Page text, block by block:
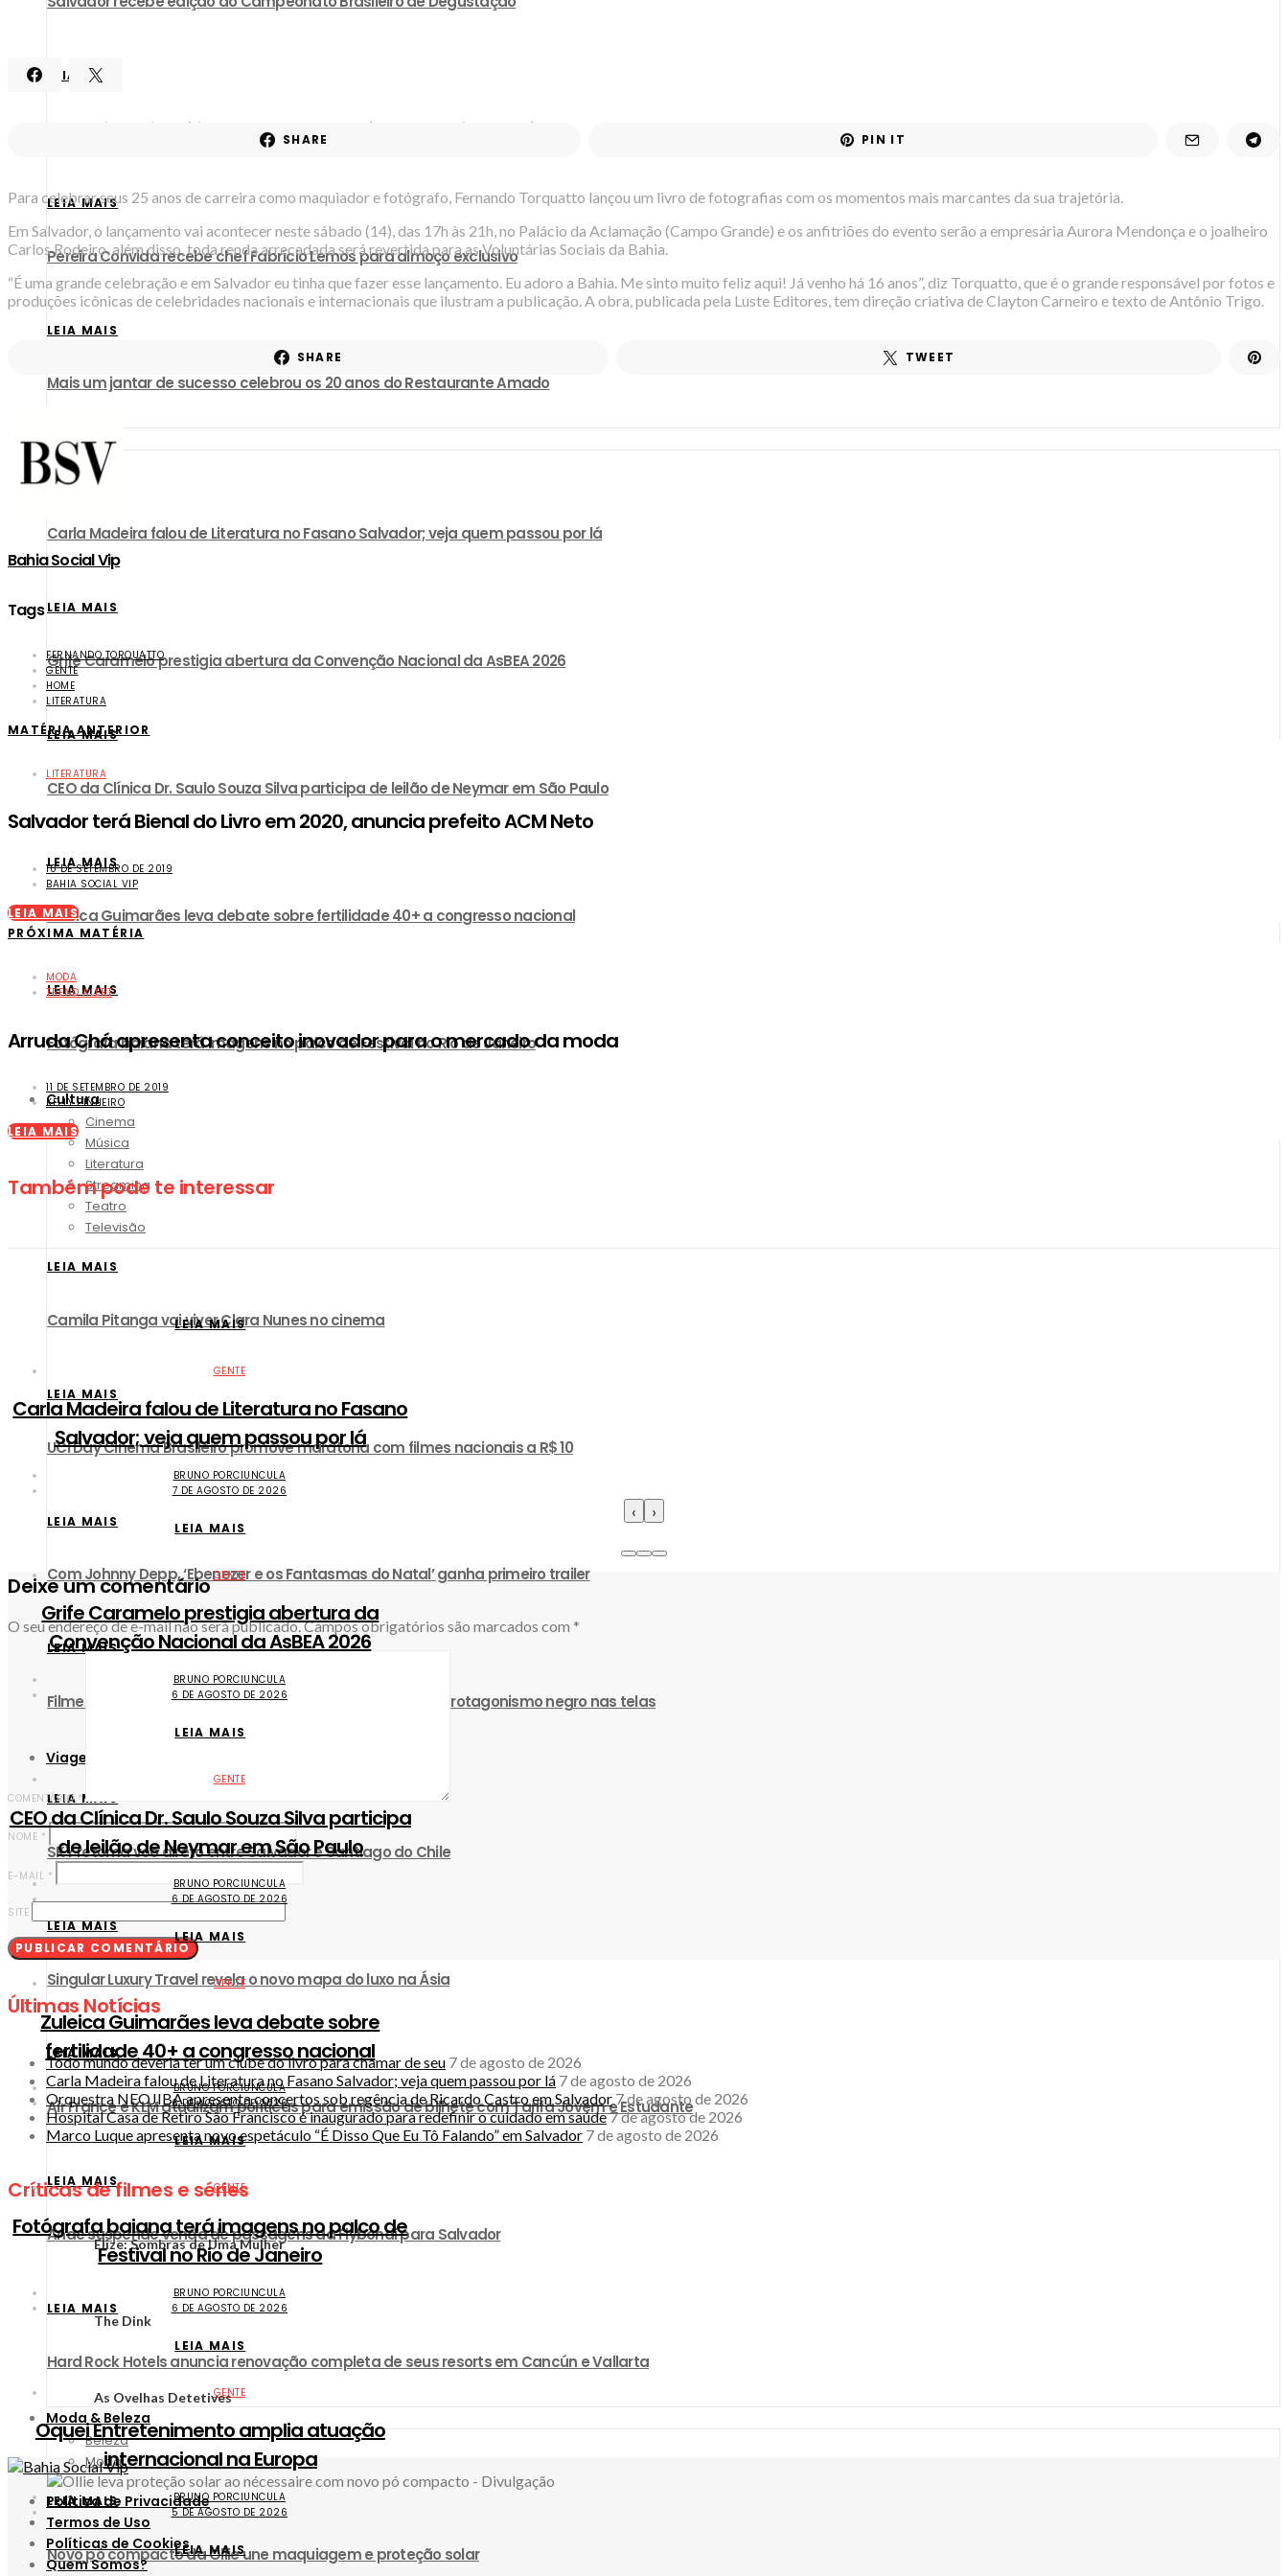
LEIA MAIS
World Wine: aniversário com descontos de até 60% em mais de 150 rótulos
LEIA MAIS
Pereira Convida recebe chef Fabrício Lemos para almoço exclusivo
LEIA MAIS
Mais um jantar de sucesso celebrou os 20 anos do Restaurante Amado
Gente
LEIA MAIS
Carla Madeira falou de Literatura no Fasano Salvador; veja quem passou por lá
LEIA MAIS
Grife Caramelo prestigia abertura da Convenção Nacional da AsBEA 2026
LEIA MAIS
CEO da Clínica Dr. Saulo Souza Silva participa de leilão de Neymar em São Paulo
LEIA MAIS
Zuleica Guimarães leva debate sobre fertilidade 40+ a congresso nacional
LEIA MAIS
Fotógrafa baiana terá imagens no palco de Festival no Rio de Janeiro
Cultura
Cinema
Música
Literatura
Streaming
Teatro
Televisão
LEIA MAIS
Camila Pitanga vai viver Clara Nunes no cinema
LEIA MAIS
UCI Day Cinema Brasileiro promove maratona com filmes nacionais a R$ 10
LEIA MAIS
Com Johnny Depp, ‘Ebenezer e os Fantasmas do Natal’ ganha primeiro trailer
LEIA MAIS
Filme sobre Alaíde Costa chega ao CineMAM e destaca protagonismo negro nas telas
Viagem
LEIA MAIS
SKY retoma voo direto entre Salvador e Santiago do Chile
LEIA MAIS
Singular Luxury Travel revela o novo mapa do luxo na Ásia
LEIA MAIS
Air France e KLM atualizam políticas para emissão de bilhete com Tarifa Jovem e Estudante
LEIA MAIS
Anac suspende venda de passagens da Flybondi para Salvador
LEIA MAIS
Hard Rock Hotels anuncia renovação completa de seus resorts em Cancún e Vallarta
Moda & Beleza
Beleza
Moda
LEIA MAIS
Novo pó compacto da Ollie une maquiagem e proteção solar
SHARE PIN IT
Para celebrar seus 25 anos de carreira como maquiador e fotógrafo, Fernando Torquatto lançou um livro de fotografias com os momentos mais marcantes da sua trajetória.
Em Salvador, o lançamento vai acontecer neste sábado (14), das 17h às 21h, no Palácio da Aclamação (Campo Grande) e os anfitriões do evento serão a empresária Aurora Mendonça e o joalheiro
Carlos Rodeiro, além disso, toda renda arrecadada será revertida para as Voluntárias Sociais da Bahia.
“É uma grande celebração e em Salvador eu tinha que fazer esse lançamento. Eu adoro a Bahia. Me sinto muito feliz aqui! Já venho há 16 anos”, diz Torquatto, que é o grande responsável por fotos e
produções icônicas de celebridades nacionais e internacionais que ilustram a publicação. A obra, publicada pela Luste Editores, tem direção criativa de Clayton Carneiro e texto de Antônio Trigo.
SHARE TWEET
Bahia Social Vip
Tags
FERNANDO TORQUATTO
GENTE
HOME
LITERATURA
MATÉRIA ANTERIOR
LITERATURA
Salvador terá Bienal do Livro em 2020, anuncia prefeito ACM Neto
10 DE SETEMBRO DE 2019
BAHIA SOCIAL VIP
LEIA MAIS
PRÓXIMA MATÉRIA
MODA
TREND ALERT
Arruda Chá apresenta conceito inovador para o mercado da moda
11 DE SETEMBRO DE 2019
KELLY PINHEIRO
LEIA MAIS
Também pode te interessar
LEIA MAIS
GENTE
Carla Madeira falou de Literatura no Fasano
Salvador; veja quem passou por lá
BRUNO PORCIUNCULA
7 DE AGOSTO DE 2026
LEIA MAIS
GENTE
Grife Caramelo prestigia abertura da
Convenção Nacional da AsBEA 2026
BRUNO PORCIUNCULA
6 DE AGOSTO DE 2026
LEIA MAIS
GENTE
CEO da Clínica Dr. Saulo Souza Silva participa
de leilão de Neymar em São Paulo
BRUNO PORCIUNCULA
6 DE AGOSTO DE 2026
LEIA MAIS
GENTE
Zuleica Guimarães leva debate sobre
fertilidade 40+ a congresso nacional
BRUNO PORCIUNCULA
6 DE AGOSTO DE 2026
LEIA MAIS
GENTE
Fotógrafa baiana terá imagens no palco de
Festival no Rio de Janeiro
BRUNO PORCIUNCULA
6 DE AGOSTO DE 2026
LEIA MAIS
GENTE
Oquei Entretenimento amplia atuação
internacional na Europa
BRUNO PORCIUNCULA
5 DE AGOSTO DE 2026
LEIA MAIS
‹ ›
Deixe um comentário
O seu endereço de e-mail não será publicado.Campos obrigatórios são marcados com *
COMENTÁRIO *
NOME *
E-MAIL *
SITE
Últimas Notícias
Todo mundo deveria ter um clube do livro para chamar de seu 7 de agosto de 2026
Carla Madeira falou de Literatura no Fasano Salvador; veja quem passou por lá 7 de agosto de 2026
Orquestra NEOJIBA apresenta concertos sob regência de Ricardo Castro em Salvador 7 de agosto de 2026
Hospital Casa de Retiro São Francisco é inaugurado para redefinir o cuidado em saúde7 de agosto de 2026
Marco Luque apresenta novo espetáculo “É Disso Que Eu Tô Falando” em Salvador 7 de agosto de 2026
Críticas de filmes e séries
Elize: Sombras de Uma Mulher
The Dink
As Ovelhas Detetives
Política de Privacidade
Termos de Uso
Políticas de Cookies
Quem Somos?